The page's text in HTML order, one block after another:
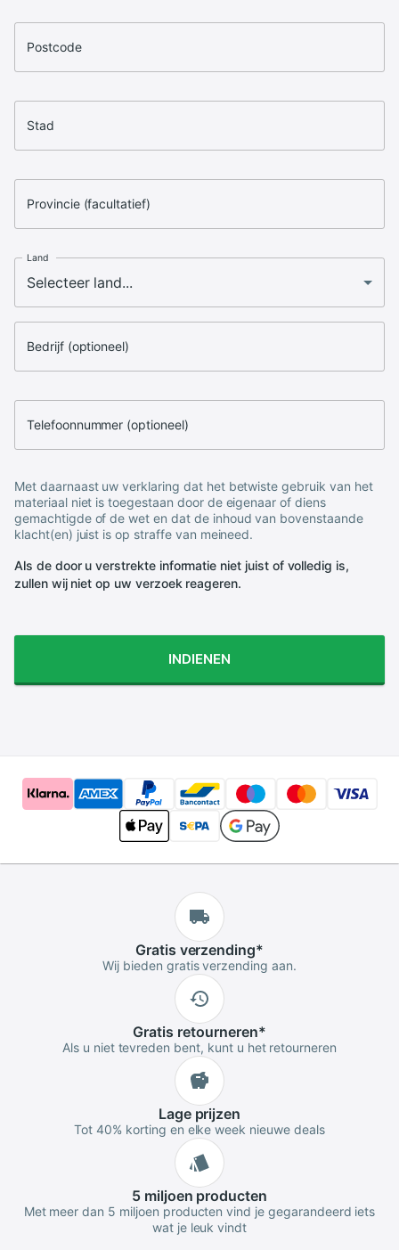
Postcode
Stad
Provincie (facultatief)
Land
Bedrijf (optioneel)
Telefoonnummer (optioneel)
Met daarnaast uw verklaring dat het betwiste gebruik van het
materiaal niet is toegestaan door de eigenaar of diens
gemachtigde of de wet en dat de inhoud van bovenstaande
klacht(en) juist is op straffe van meineed.
Als de door u verstrekte informatie niet juist of volledig is,
zullen wij niet op uw verzoek reageren.
INDIENEN
Gratis verzending*
Wij bieden gratis verzending aan.
Gratis retourneren*
Als u niet tevreden bent, kunt u het retourneren
Lageprijzen
Tot 40% korting en elke week nieuwe deals
5 miljoen producten
Met meer dan 5 miljoen producten vind je gegarandeerd iets
wat je leuk vindt